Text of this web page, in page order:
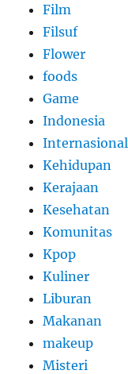
Film
Filsuf
Flower
foods
Game
Indonesia
Internasional
Kehidupan
Kerajaan
Kesehatan
Komunitas
Kpop
Kuliner
Liburan
Makanan
makeup
Misteri